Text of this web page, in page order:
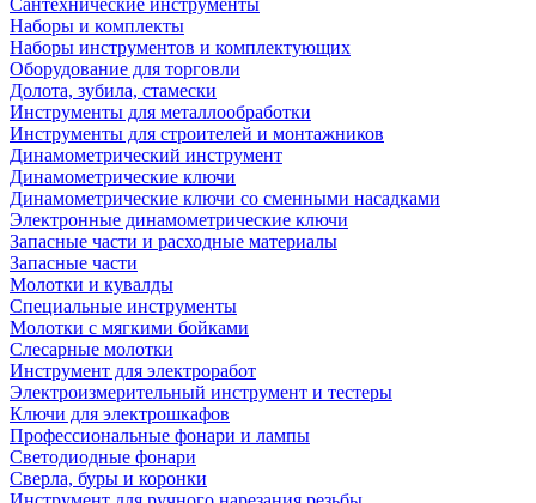
Сантехнические инструменты
Наборы и комплекты
Наборы инструментов и комплектующих
Оборудование для торговли
Долота, зубила, стамески
Инструменты для металлообработки
Инструменты для строителей и монтажников
Динамометрический инструмент
Динамометрические ключи
Динамометрические ключи со сменными насадками
Электронные динамометрические ключи
Запасные части и расходные материалы
Запасные части
Молотки и кувалды
Специальные инструменты
Молотки с мягкими бойками
Слесарные молотки
Инструмент для электроработ
Электроизмерительный инструмент и тестеры
Ключи для электрошкафов
Профессиональные фонари и лампы
Светодиодные фонари
Сверла, буры и коронки